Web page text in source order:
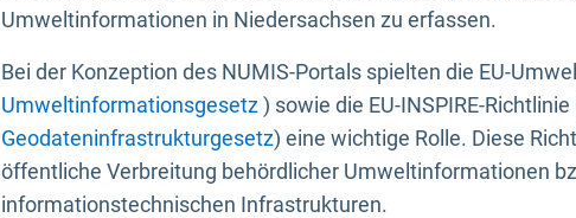
Umweltinformationen in Niedersachsen zu erfassen.
Bei der Konzeption des NUMIS-Portals spielten die EU-
Umweltinformationsgesetz) sowie die EU-INSPIRE-
Geodateninfrastrukturgesetz) eine wichtige Rolle. Diese
öffentliche Verbreitung behördlicher Umweltinformationen
informationstechnischen Infrastrukturen.